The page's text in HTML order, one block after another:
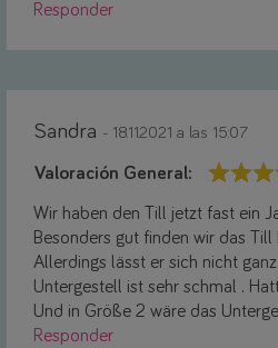
Responder
Sandra - 18.11.2021 a las 15:07
Valoración General:
Wir haben den Till jetzt fast ein
Besonders gut finden wir das
Allerdings lässt er sich nicht
Untergestell ist sehr schmal .
Und in Größe 2 wäre das
Responder